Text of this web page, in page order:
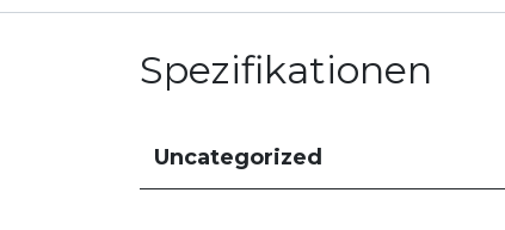
Spezifikationen
Uncategorized